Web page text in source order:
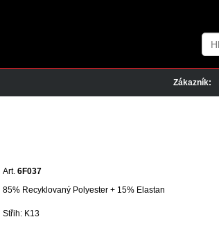
Zákazník:
Art. 6F037
85% Recyklovaný Polyester + 15% Elastan
Střih: K13